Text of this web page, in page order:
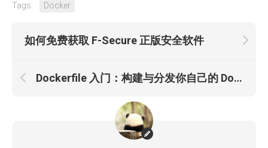
Tags: Docker
如何免费获取 F-Secure 正版安全软件
Dockerfile 入门：构建与分发你自己的 Docker 镜像